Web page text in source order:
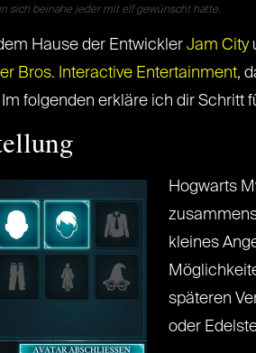
sich beinahe jeder mit elf gewünscht hatte.
Hause der Entwickler Jam City
Bros. Interactive Entertainment,
folgenden erkläre ich dir Schritt
Hogwarts
kleines
späteren
oder